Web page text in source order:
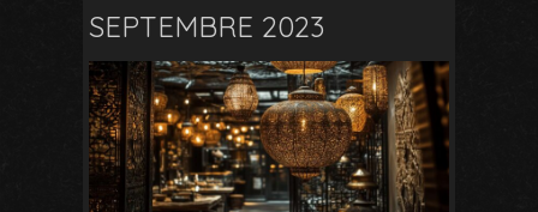
SEPTEMBRE 2023